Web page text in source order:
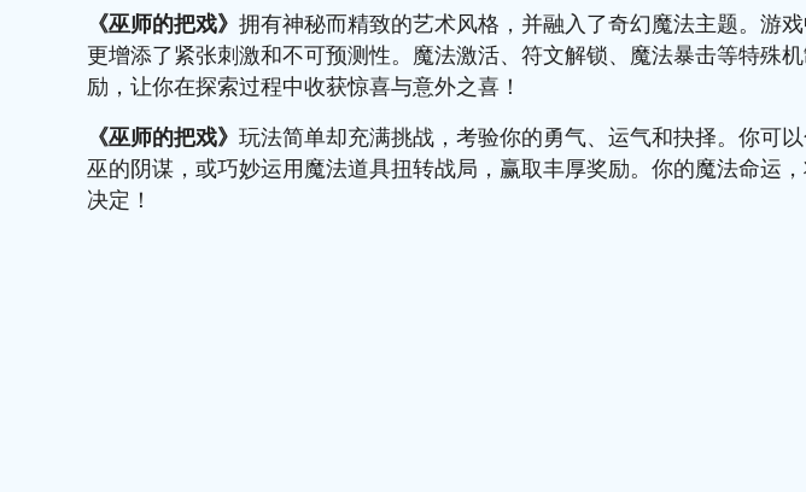
《巫师的把戏》 拥有神秘而精致的艺术风格，并融入了奇幻魔法主题。游
更增添了紧张刺激和不可预测性。魔法激活、符文解锁、魔法暴击等特殊
励，让你在探索过程中收获惊喜与意外之喜！
《巫师的把戏》 玩法简单却充满挑战，考验你的勇气、运气和抉择。你可
巫的阴谋，或巧妙运用魔法道具扭转战局，赢取丰厚奖励。你的魔法命运
决定！